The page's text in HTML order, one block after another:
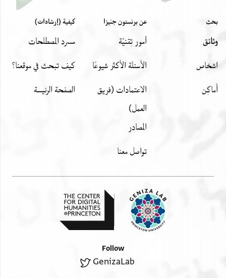
بحث
وثائق
اشخاص
أَماكِن
عن برنستون جنيزا
أمور تِقنيّة
الأسئلة الأكثر شيوعًا
الاعتمادات (فريق
العمل)
المصادر
تواصل معنا
كيفية (إرشادات)
مسرد المصطلحات
كيف تبحث في موقعنا؟
الصفحة الرئيسة
Follow
GenizaLab